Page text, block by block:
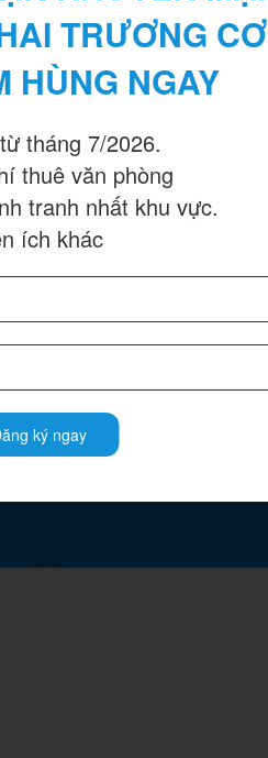
TRƯƠNG CƠ
HÙNG NGAY
tháng 7/2026.
thuê văn phòng
tranh nhất khu vực.
ích khác
ký ngay